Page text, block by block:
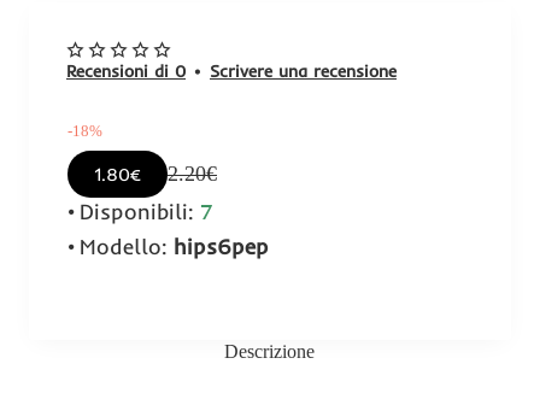
Recensioni di 0 • Scrivere una recensione
-18%
1.80€ 2.20€
Disponibili: 7
Modello: hips6pep
Descrizione